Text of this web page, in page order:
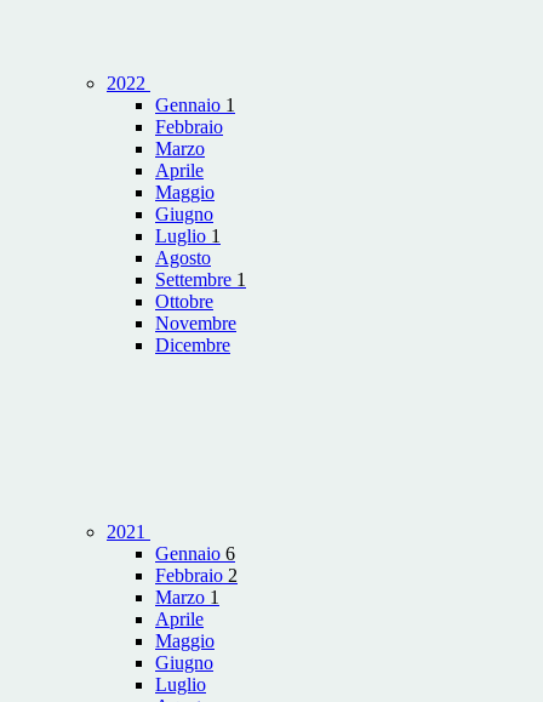
2022
Gennaio 1
Febbraio
Marzo
Aprile
Maggio
Giugno
Luglio 1
Agosto
Settembre 1
Ottobre
Novembre
Dicembre
2021
Gennaio 6
Febbraio 2
Marzo 1
Aprile
Maggio
Giugno
Luglio